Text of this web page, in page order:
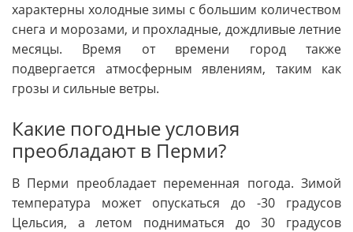
характерны холодные зимы с большим количеством
снега и морозами, и прохладные, дождливые летние
месяцы. Время от времени город также
подвергается атмосферным явлениям, таким как
грозы и сильные ветры.
Какие погодные условия
преобладают в Перми?
В Перми преобладает переменная погода. Зимой
температура может опускаться до -30 градусов
Цельсия, а летом подниматься до 30 градусов